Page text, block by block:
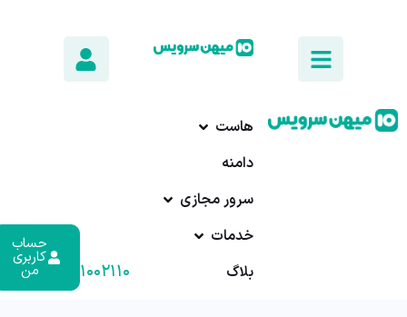
هاست
دامنه
سرور مجازی
خدمات
بلاگ
۰۱۷-۹۱۰۰۲۱۱۰
حساب
کاربری
من